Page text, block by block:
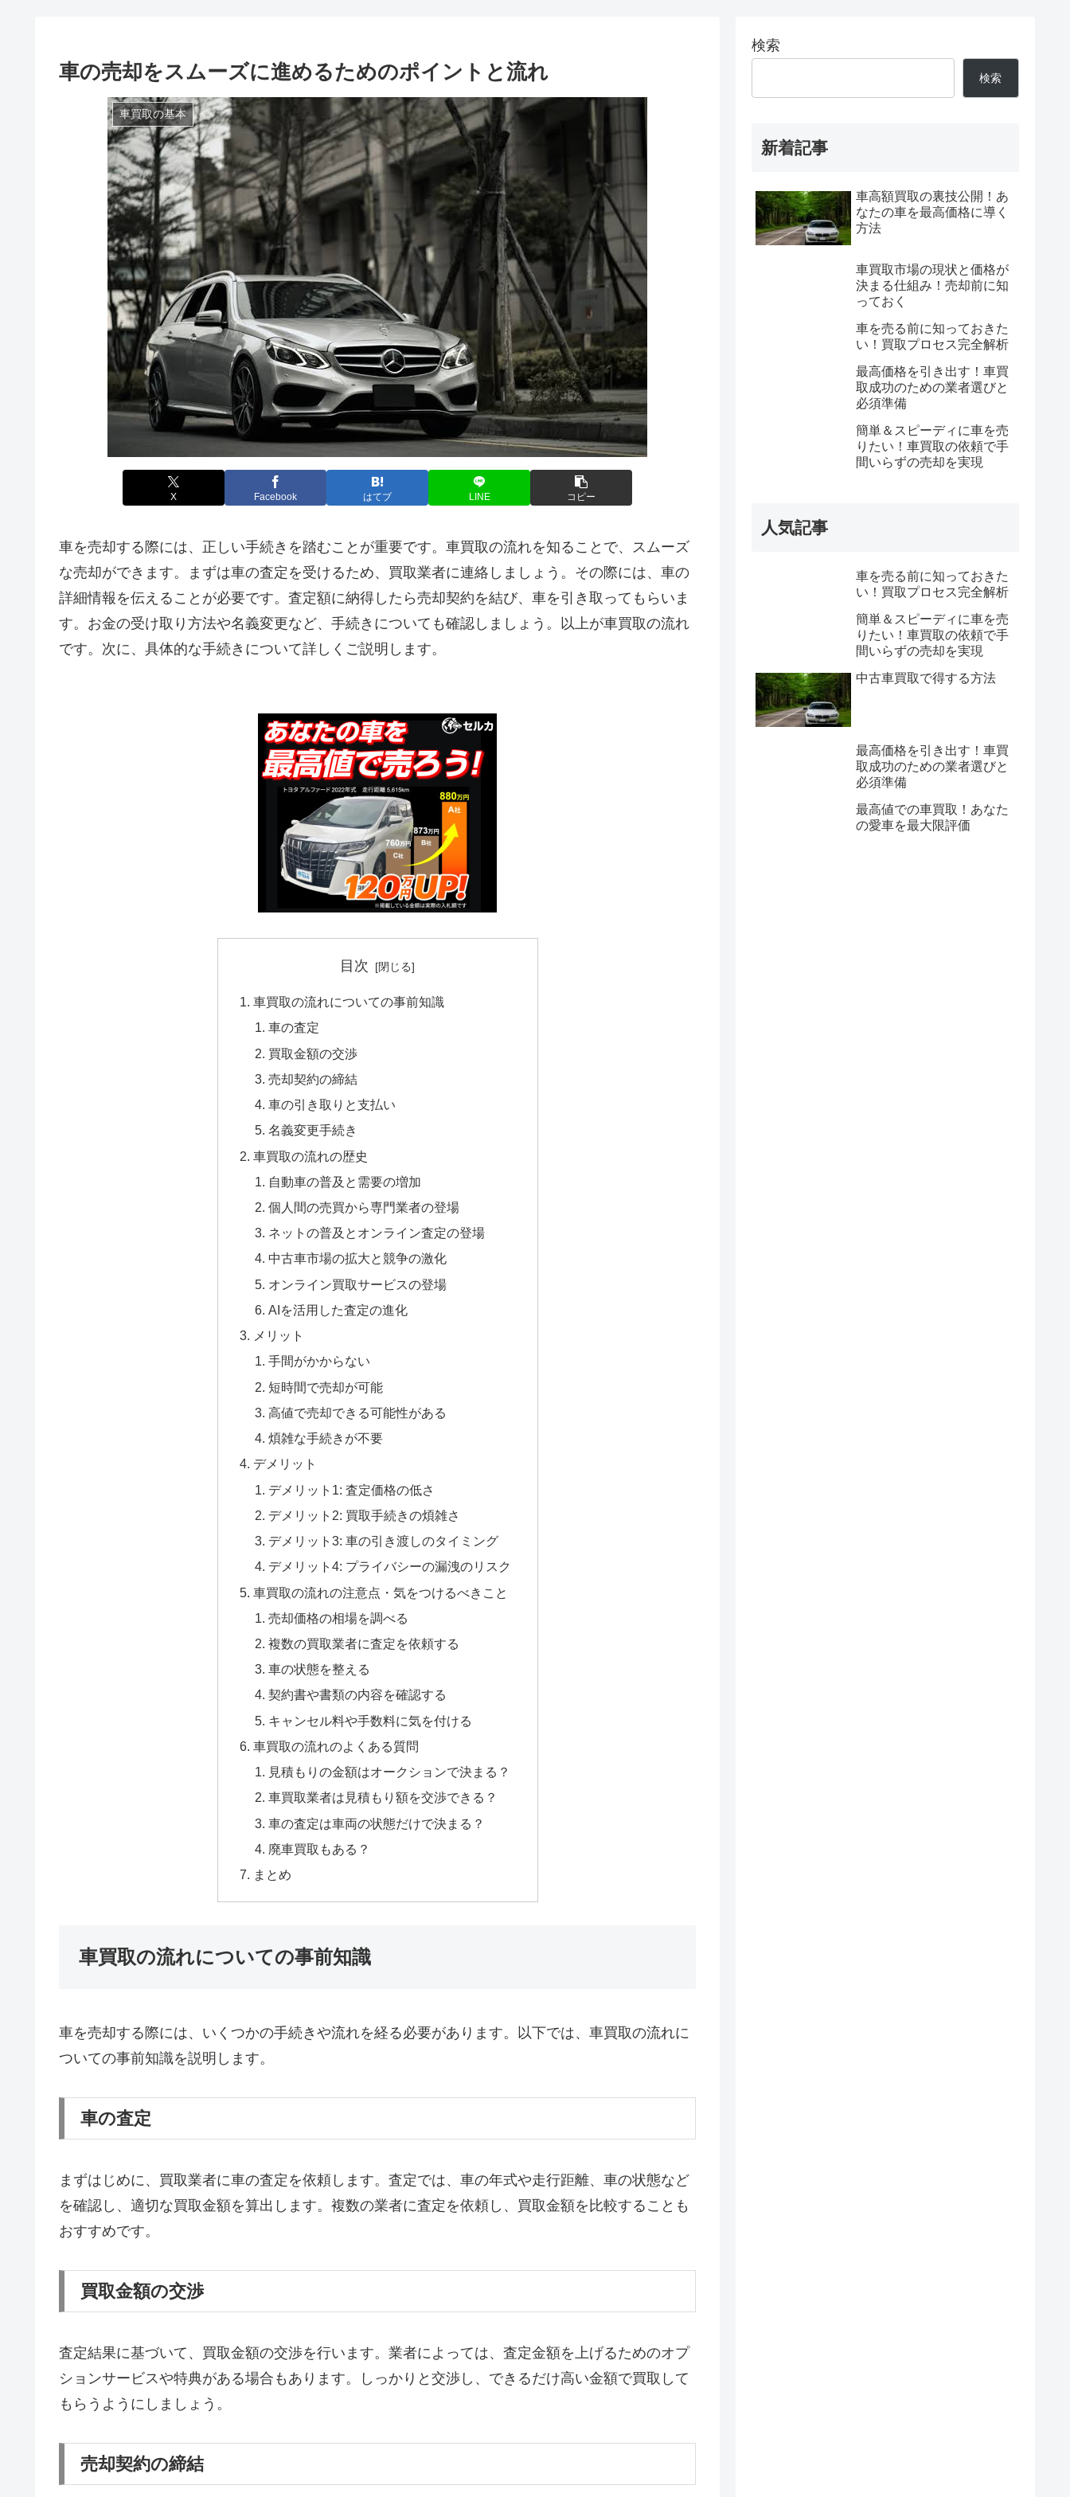
車の売却をスムーズに進めるためのポイントと流れ
車買取の基本
X Facebook はてブ LINE コピー
車を売却する際には、正しい手続きを踏むことが重要です。車買取の流れを知ることで、スムーズ
な売却ができます。まずは車の査定を受けるため、買取業者に連絡しましょう。その際には、車の
詳細情報を伝えることが必要です。査定額に納得したら売却契約を結び、車を引き取ってもらいま
す。お金の受け取り方法や名義変更など、手続きについても確認しましょう。以上が車買取の流れ
です。次に、具体的な手続きについて詳しくご説明します。
目次
車買取の流れについての事前知識
車の査定
買取金額の交渉
売却契約の締結
車の引き取りと支払い
名義変更手続き
車買取の流れの歴史
自動車の普及と需要の増加
個人間の売買から専門業者の登場
ネットの普及とオンライン査定の登場
中古車市場の拡大と競争の激化
オンライン買取サービスの登場
AIを活用した査定の進化
メリット
手間がかからない
短時間で売却が可能
高値で売却できる可能性がある
煩雑な手続きが不要
デメリット
デメリット1: 査定価格の低さ
デメリット2: 買取手続きの煩雑さ
デメリット3: 車の引き渡しのタイミング
デメリット4: プライバシーの漏洩のリスク
車買取の流れの注意点・気をつけるべきこと
売却価格の相場を調べる
複数の買取業者に査定を依頼する
車の状態を整える
契約書や書類の内容を確認する
キャンセル料や手数料に気を付ける
車買取の流れのよくある質問
見積もりの金額はオークションで決まる？
車買取業者は見積もり額を交渉できる？
車の査定は車両の状態だけで決まる？
廃車買取もある？
まとめ
車買取の流れについての事前知識
車を売却する際には、いくつかの手続きや流れを経る必要があります。以下では、車買取の流れに
ついての事前知識を説明します。
車の査定
まずはじめに、買取業者に車の査定を依頼します。査定では、車の年式や走行距離、車の状態など
を確認し、適切な買取金額を算出します。複数の業者に査定を依頼し、買取金額を比較することも
おすすめです。
買取金額の交渉
査定結果に基づいて、買取金額の交渉を行います。業者によっては、査定金額を上げるためのオプ
ションサービスや特典がある場合もあります。しっかりと交渉し、できるだけ高い金額で買取して
もらうようにしましょう。
売却契約の締結
検索
検索
新着記事
車高額買取の裏技公開！あ
なたの車を最高価格に導く
方法
車買取市場の現状と価格が
決まる仕組み！売却前に知
っておく
車を売る前に知っておきた
い！買取プロセス完全解析
最高価格を引き出す！車買
取成功のための業者選びと
必須準備
簡単＆スピーディに車を売
りたい！車買取の依頼で手
間いらずの売却を実現
人気記事
車を売る前に知っておきた
い！買取プロセス完全解析
簡単＆スピーディに車を売
りたい！車買取の依頼で手
間いらずの売却を実現
中古車買取で得する方法
最高価格を引き出す！車買
取成功のための業者選びと
必須準備
最高値での車買取！あなた
の愛車を最大限評価